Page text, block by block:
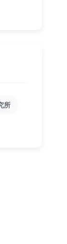
所